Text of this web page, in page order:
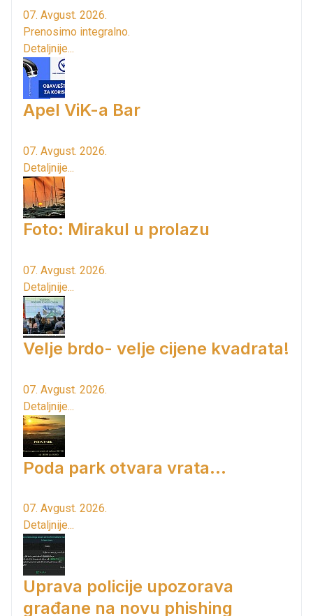
07. Avgust. 2026.
Prenosimo integralno.
Detaljnije...
Apel ViK-a Bar
07. Avgust. 2026.
Detaljnije...
Foto: Mirakul u prolazu
07. Avgust. 2026.
Detaljnije...
Velje brdo- velje cijene kvadrata!
07. Avgust. 2026.
Detaljnije...
Poda park otvara vrata...
07. Avgust. 2026.
Detaljnije...
Uprava policije upozorava
građane na novu phishing